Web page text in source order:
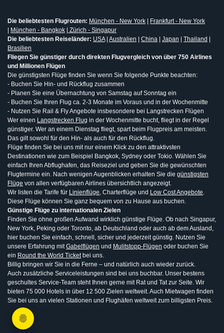
Die beliebtesten Flugrouten: München - New York
Frankfurt - New York
München - Bangkok
Zürich - Singapur
Die beliebtesten Reiseländer: USA| Australien China Japan Thailand
Brasilien
Fliegen Sie günstiger durch direkten Flugvergleich von über 750 Airlines
und Millionen Flügen
Die günstigsten Flüge finden Sie wenn Sie folgende Punkte beachten:
- Buchen Sie Hin- und Rückflug zusammen
- Planen Sie eine Übernachtung von Samstag auf Sonntag ein
- Buchen Sie Ihren Flug ca. 2-3 Monate im Voraus und in der Wochenmitte
- Nutzen Sie Rail & Fly Angebote insbesondere bei Langstrecken Flügen
Wer einen Langstrecken Flug in der Wochenmitte bucht, fliegt in der Regel
günstiger. Wer an einem Dienstag fliegt, spart beim Flugpreis am meisten.
Das gilt sowohl für den Hin- als auch für den Rückflug.
Flüge finden Sie bei uns mit nur einem Klick zu den attraktivsten
Destinationen wie zum Beispiel Bangkok, Sydney oder Tokio. Wählen Sie
einfach Ihren Abflughafen, das Reiseziel und geben Sie die gewünschten
Flugtermine ein. Nach wenigen Augenblicken erhalten Sie die günstigsten
Flüge von allen verfügbaren Airlines übersichtlich angezeigt.
Wir listen die Tarife für Linienflüge, Charterflüge und Low Cost Angebote.
Diese Flüge können Sie ganz bequem von zu Hause aus buchen.
Günstige Flüge zu internationalen Zielen
Finden Sie ohne großen Aufwand wirklich günstige Flüge. Ob nach Singapur,
New York, Peking oder Toronto, ab Deutschland oder auch ab dem Ausland,
hier buchen Sie einfach, schnell, sicher und jederzeit günstig. Nutzen Sie
unsere Erfahrung mitGabelflügen und Mulitstopp-Flügen oder buchen Sie
ein Round the World Ticketbei uns.
Billig bringen wir Sie in die Ferne – und natürlich auch wieder zurück.
Auch zusätzliche Serviceleistungen sind bei uns buchbar. Unser bestens
geschultes Service-Team steht Ihnen gerne mit Rat und Tat zur Seite. Wir
bieten 75 000 Hotels in über 12 500 Zielen weltweit. Auch Mietwagen finden
Sie bei uns an vielen Stationen und Flughäfen weltweit zum billigsten Preis.